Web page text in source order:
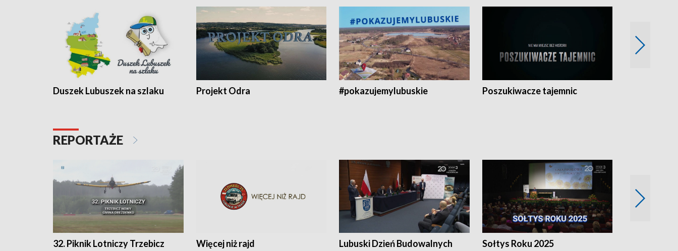
Duszek Lubuszek na szlaku Projekt Odra #pokazujemylubuskie Poszukiwacze tajemnic
REPORTAŻE
32. Piknik Lotniczy Trzebicz
Więcej niż rajd Lubuski Dzień Budowalnych Sołtys Roku 2025